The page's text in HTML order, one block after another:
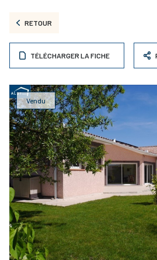
RETOUR
TÉLÉCHARGER LA FICHE
Vendu